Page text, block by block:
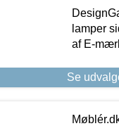
lamper
af E-
Se